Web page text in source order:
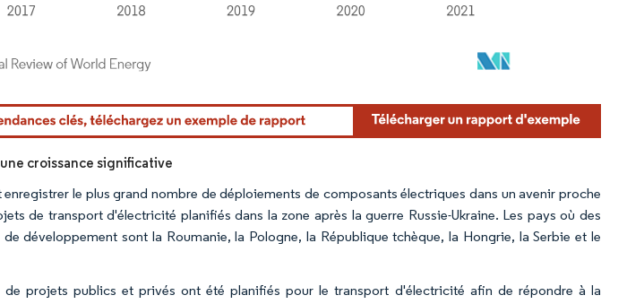
une attribution sous CC BY 4.0.
croissance significative
le plus grand nombre de déploiements de composants électriques dans un avenir proche
de transport d'électricité planifiés dans la zone après la guerre Russie-Ukraine. Les pays où des
développement sont la Roumanie, la Pologne, la République tchèque, la Hongrie, la Serbie et le
de projets publics et privés ont été planifiés pour le transport d'électricité afin de répondre à la